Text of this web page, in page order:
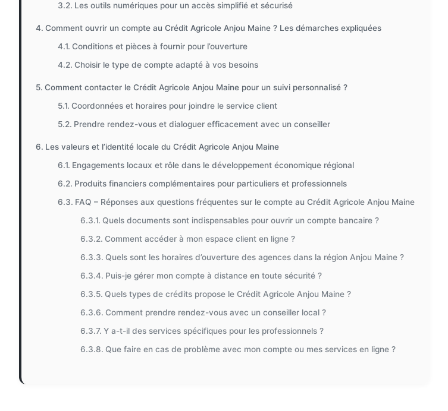
Les outils numériques pour un accès simplifié et sécurisé
Comment ouvrir un compte au Crédit Agricole Anjou Maine ? Les démarches expliquées
Conditions et pièces à fournir pour l’ouverture
Choisir le type de compte adapté à vos besoins
Comment contacter le Crédit Agricole Anjou Maine pour un suivi personnalisé ?
Coordonnées et horaires pour joindre le service client
Prendre rendez-vous et dialoguer efficacement avec un conseiller
Les valeurs et l’identité locale du Crédit Agricole Anjou Maine
Engagements locaux et rôle dans le développement économique régional
Produits financiers complémentaires pour particuliers et professionnels
FAQ – Réponses aux questions fréquentes sur le compte au Crédit Agricole Anjou Maine
Quels documents sont indispensables pour ouvrir un compte bancaire ?
Comment accéder à mon espace client en ligne ?
Quels sont les horaires d’ouverture des agences dans la région Anjou Maine ?
Puis-je gérer mon compte à distance en toute sécurité ?
Quels types de crédits propose le Crédit Agricole Anjou Maine ?
Comment prendre rendez-vous avec un conseiller local ?
Y a-t-il des services spécifiques pour les professionnels ?
Que faire en cas de problème avec mon compte ou mes services en ligne ?